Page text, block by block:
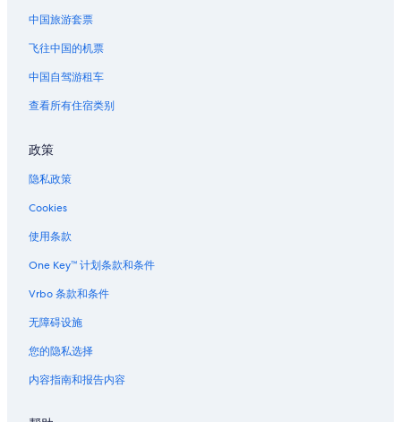
中国旅游套票
飞往中国的机票
中国自驾游租车
查看所有住宿类别
政策
隐私政策
Cookies
使用条款
One Key™ 计划条款和条件
Vrbo 条款和条件
无障碍设施
您的隐私选择
内容指南和报告内容